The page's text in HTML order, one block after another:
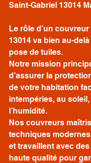
Saint-Gabriel 13014
Le rôle d’un
13014 va bien au-
pose de tuiles.
Notre mission
d’assurer la
de votre habitation
intempéries, au
l’humidité.
Nos couvreurs
techniques
et travaillent avec
haute qualité pour